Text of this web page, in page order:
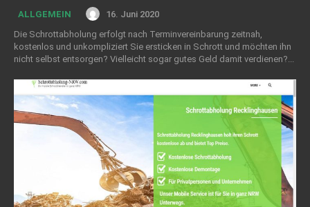
ALLGEMEIN
16. Juni 2020
Die Schrottabholung erfolgt nach Terminvereinbarung zeitnah,
kostenlos und unkompliziert Sie ersticken in Schrott und möchten ihn
nicht selbst entsorgen? Vielleicht sogar gutes Geld damit verdienen?...